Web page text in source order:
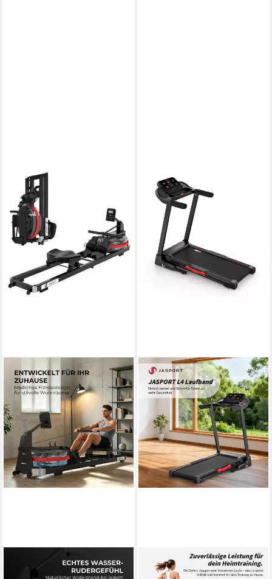
Rudergerät RE1 mit
JASPORT
Laufband L-Serie klappbar für